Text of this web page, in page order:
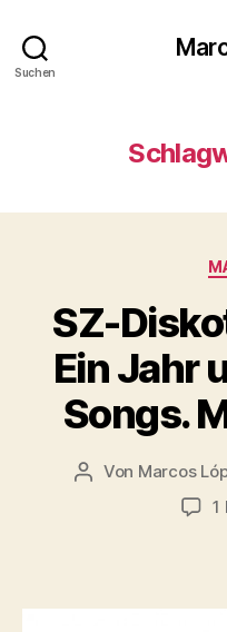
Suchen
SZ-
Ein Jahr
Songs.
Beitragsautor
Von Marcos
1